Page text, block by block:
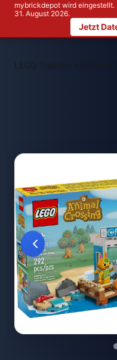
mybrickdepot wird
31. August 2026.
Jetzt
LEGO Themen >